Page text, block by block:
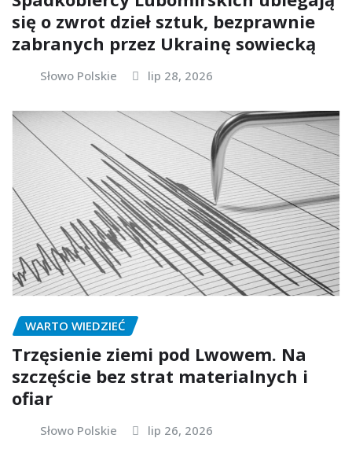
się o zwrot dzieł sztuk, bezprawnie
zabranych przez Ukrainę sowiecką
Słowo Polskie lip 28, 2026
WARTO WIEDZIEĆ
Trzęsienie ziemi pod Lwowem. Na
szczęście bez strat materialnych i
ofiar
Słowo Polskie lip 26, 2026